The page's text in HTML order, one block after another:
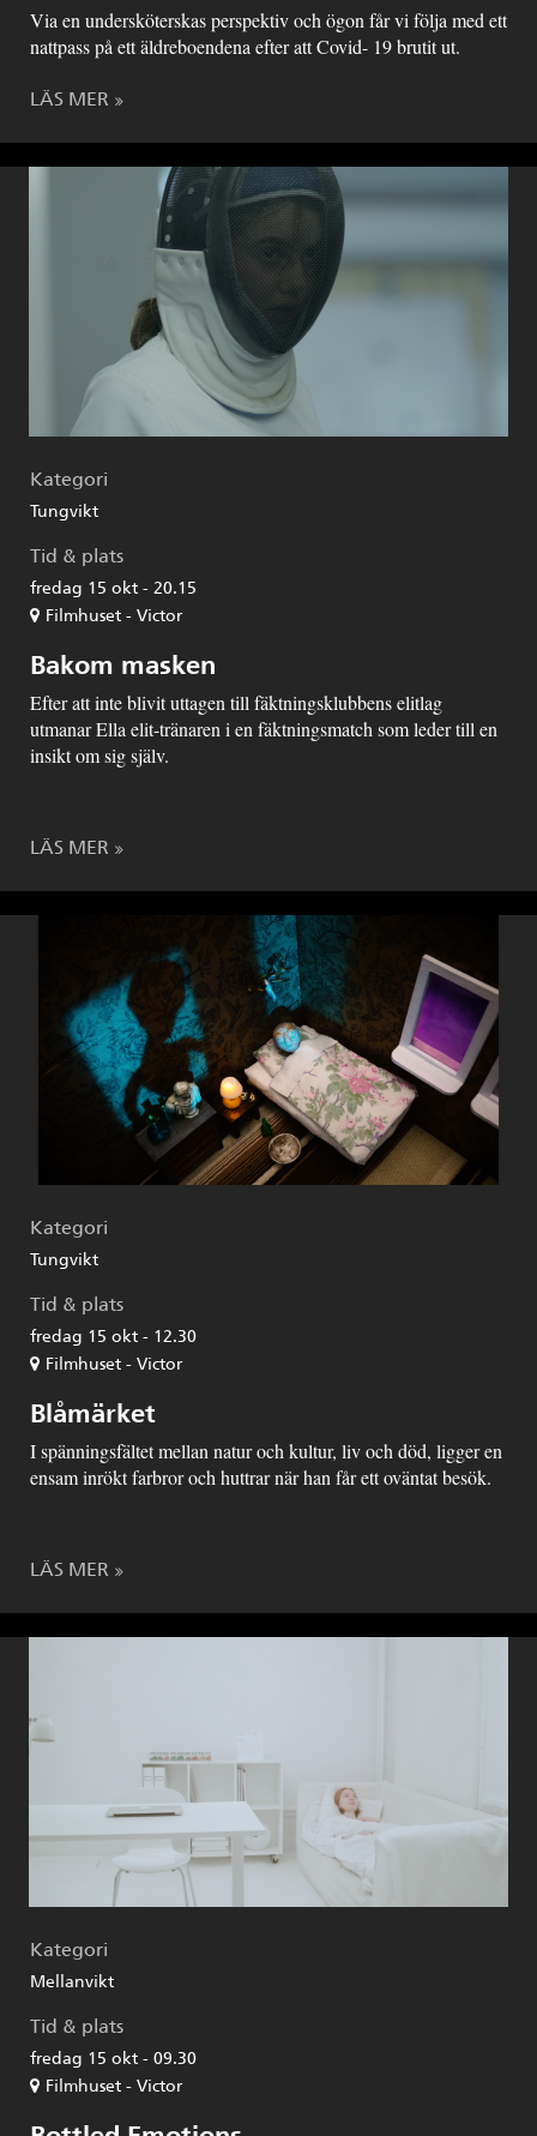
Via en undersköterskas perspektiv och ögon får vi följa med ett
nattpass på ett äldreboendena efter att Covid- 19 brutit ut.
LÄS MER
Kategori
Tungvikt
Tid & plats
fredag 15 okt - 20.15
Filmhuset - Victor
Bakom masken
Efter att inte blivit uttagen till fäktningsklubbens elitlag
utmanar Ella elit-tränaren i en fäktningsmatch som leder till en
insikt om sig själv.
LÄS MER
Kategori
Tungvikt
Tid & plats
fredag 15 okt - 12.30
Filmhuset - Victor
Blåmärket
I spänningsfältet mellan natur och kultur, liv och död, ligger en
ensam inrökt farbror och huttrar när han får ett oväntat besök.
LÄS MER
Kategori
Mellanvikt
Tid & plats
fredag 15 okt - 09.30
Filmhuset - Victor